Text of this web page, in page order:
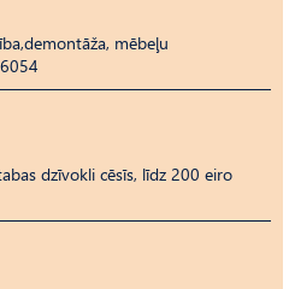
mēbeļu
dzīvokli cēsīs, līdz 200 eiro